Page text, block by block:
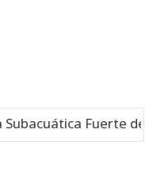
Fuerte de